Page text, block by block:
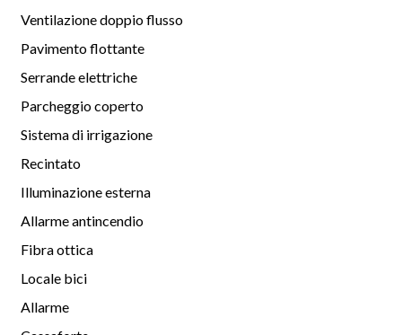
Ventilazione doppio flusso
Pavimento flottante
Serrande elettriche
Parcheggio coperto
Sistema di irrigazione
Recintato
Illuminazione esterna
Allarme antincendio
Fibra ottica
Locale bici
Allarme